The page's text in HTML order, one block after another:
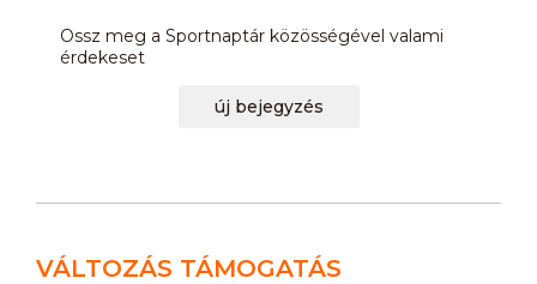
Ossz meg a Sportnaptár közösségével valami
érdekeset
új bejegyzés
VÁLTOZÁS TÁMOGATÁS